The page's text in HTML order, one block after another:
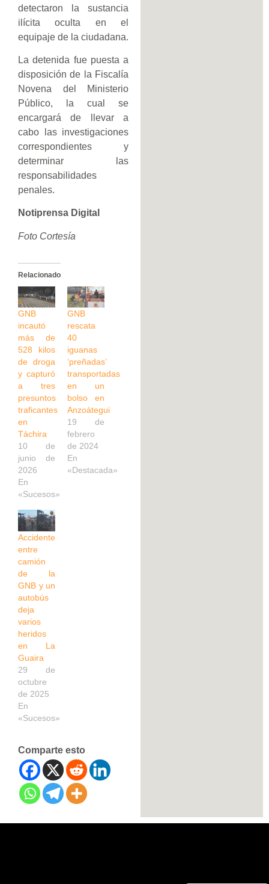
detectaron la sustancia
ilícita oculta en el
equipaje de la ciudadana.
La detenida fue puesta a
disposición de la Fiscalía
Novena del Ministerio
Público, la cual se
encargará de llevar a
cabo las investigaciones
correspondientes y
determinar las
responsabilidades
penales.
Notiprensa Digital
Foto Cortesía
Relacionado
GNB
incautó
más de
528 kilos
de droga
y capturó
a tres
presuntos
traficantes
en
Táchira
10 de
junio de
2026
En
«Sucesos»
GNB
rescata
40
iguanas
‘preñadas’
transportadas
en un
bolso en
Anzoátegui
19 de
febrero
de 2024
En
«Destacada»
Accidente
entre
camión
de la
GNB y un
autobús
deja
varios
heridos
en La
Guaira
29 de
octubre
de 2025
En
«Sucesos»
Comparte esto